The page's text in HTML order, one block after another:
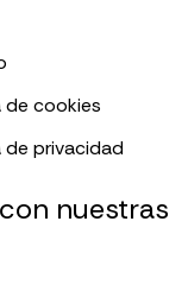
cookies
privacidad
nuestras